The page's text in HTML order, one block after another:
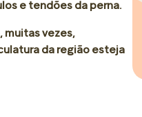
e tendões da perna.
muitas vezes,
da região esteja